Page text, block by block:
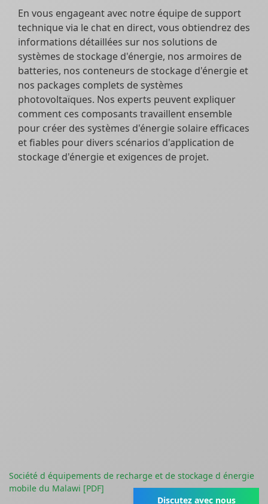
En vous engageant avec notre équipe de support
technique via le chat en direct, vous obtiendrez des
informations détaillées sur nos solutions de
systèmes de stockage d'énergie, nos armoires de
batteries, nos conteneurs de stockage d'énergie et
nos packages complets de systèmes
photovoltaïques. Nos experts peuvent expliquer
comment ces composants travaillent ensemble
pour créer des systèmes d'énergie solaire efficaces
et fiables pour divers scénarios d'application de
stockage d'énergie et exigences de projet.
Société d équipements de recharge et de stockage d énergie
mobile du Malawi [PDF]
Discutez avec nous